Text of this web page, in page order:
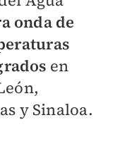
onda de
en
y Sinaloa.